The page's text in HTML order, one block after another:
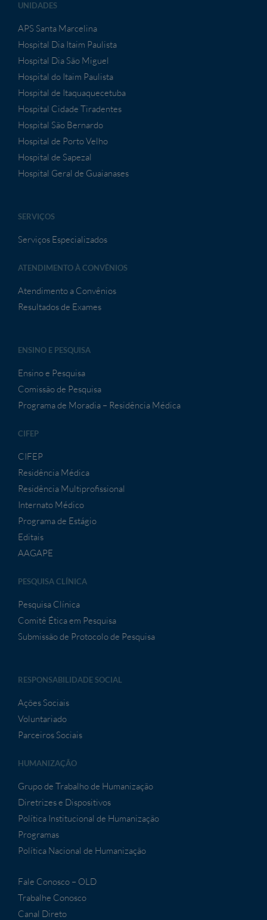
UNIDADES
APS Santa Marcelina
Hospital Dia Itaim Paulista
Hospital Dia São Miguel
Hospital do Itaim Paulista
Hospital de Itaquaquecetuba
Hospital Cidade Tiradentes
Hospital São Bernardo
Hospital de Porto Velho
Hospital de Sapezal
Hospital Geral de Guaianases
SERVIÇOS
Serviços Especializados
ATENDIMENTO À CONVÊNIOS
Atendimento a Convênios
Resultados de Exames
ENSINO E PESQUISA
Ensino e Pesquisa
Comissão de Pesquisa
Programa de Moradia – Residência Médica
CIFEP
CIFEP
Residência Médica
Residência Multiprofissional
Internato Médico
Programa de Estágio
Editais
AAGAPE
PESQUISA CLÍNICA
Pesquisa Clínica
Comitê Ética em Pesquisa
Submissão de Protocolo de Pesquisa
RESPONSABILIDADE SOCIAL
Ações Sociais
Voluntariado
Parceiros Sociais
HUMANIZAÇÃO
Grupo de Trabalho de Humanização
Diretrizes e Dispositivos
Política Institucional de Humanização
Programas
Política Nacional de Humanização
Fale Conosco – OLD
Trabalhe Conosco
Canal Direto